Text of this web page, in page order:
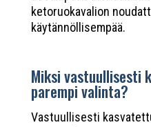
ketoruokavalion
käytännöllisempää.
Miksi vastuullisesti
parempi valinta?
Vastuullisesti